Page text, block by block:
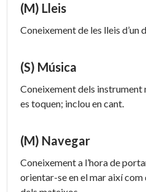
(M) Lleis
Coneixement de les lleis
(S) Música
Coneixement dels instrument
es toquen; inclou en cant.
(M) Navegar
Coneixement a l’hora de
orientar-se en el mar així